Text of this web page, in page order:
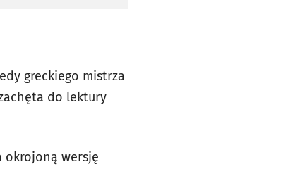
greckiego mistrza
do lektury
okrojoną wersję